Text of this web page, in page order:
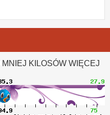
KILOSÓW WIĘCEJ